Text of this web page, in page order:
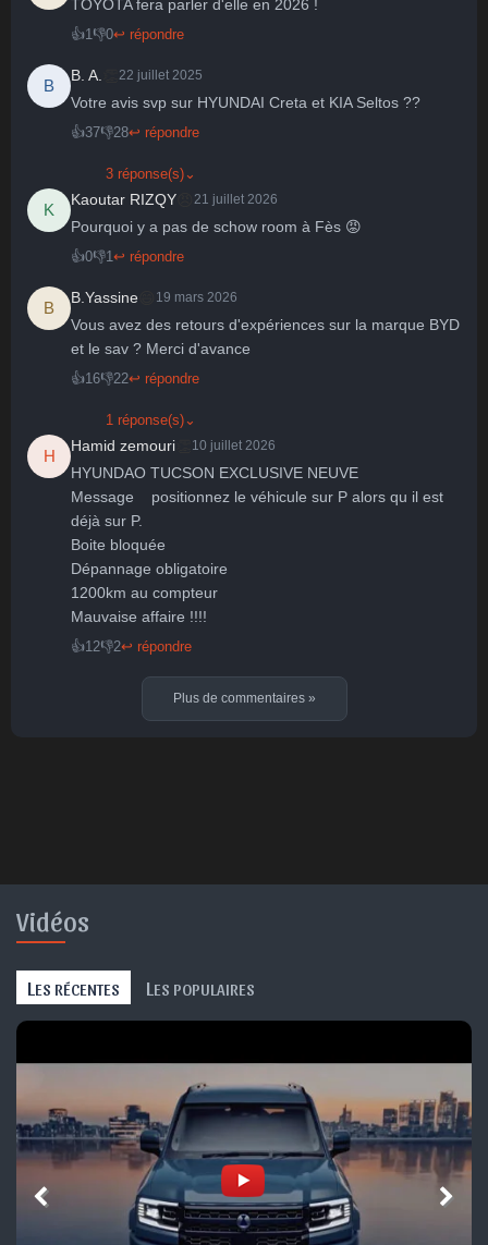
🤩 👏
😮 😞
TOYOTA fera parler d'elle en 2026 !
👍1 👎0↩ répondre
B
B. A. 22 juillet 2025
Votre avis svp sur HYUNDAI Creta et KIA Seltos ??
👍37👎28↩ répondre
3 réponse(s) ⌄
K
Kaoutar RIZQY 21 juillet 2026
Pourquoi y a pas de schow room à Fès 😡
👍0👎1 ↩ répondre
B
B.Yassine 19 mars 2026
Vous avez des retours d'expériences sur la marque BYD
et le sav ? Merci d'avance
👍16👎22↩ répondre
1 réponse(s) ⌄
H
Hamid zemouri 10 juillet 2026
HYUNDAO TUCSON EXCLUSIVE NEUVE
Message    positionnez le véhicule sur P alors qu il est
déjà sur P.
Boite bloquée
Dépannage obligatoire
1200km au compteur
Mauvaise affaire !!!!
👍12👎2↩ répondre
Plus de commentaires »
Vidéos
L ES RÉCENTES L ES POPULAIRES